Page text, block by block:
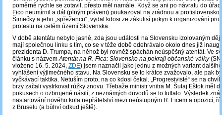
poměrně rychle se zotavil, přesto měl namále. Když se ani po návratu do
Fico neumírnil a dál (plným právem) poukazoval na zrádnou a
Šimečky a jeho „spřeženců“, vydal kdosi ze zákulisí pokyn k organizování
protestů na celém území Slovenska.
V době atentátu nebylo jasné, zda jsou události na Slovensku izolovaným
mají společnou linku s tím, co se v téže době odehrávalo okolo dnes již
prezidenta D. Trumpa, na něhož byl rovněž spáchán neúspěšný atentát. Ve
článku s názvemAtentát na R. Fica: Slovensko na pokraji občanské války(SN
vloženo 16. 5. 2024, ZDE) jsem naznačil jako jednu z možných variant
vyhlášení výjimečného stavu. Na Slovensku se to krátce zvažovalo, ale pak
vyčkávací taktika. Netuším proto, na co kdosi čekal. „Progresivisté“ se na
brzy začali vystrkovat růžky znovu. Třebaže ministr vnitra M. Šutaj Eštok měl
pokusech o ozbrojené násilí, z neznámých důvodů se to tutlalo. Výsledek
nastartování nového kola nepřátelství mezi neústupným R. Ficem a opozicí,
z Bruselu (a bůhví odkud ještě).